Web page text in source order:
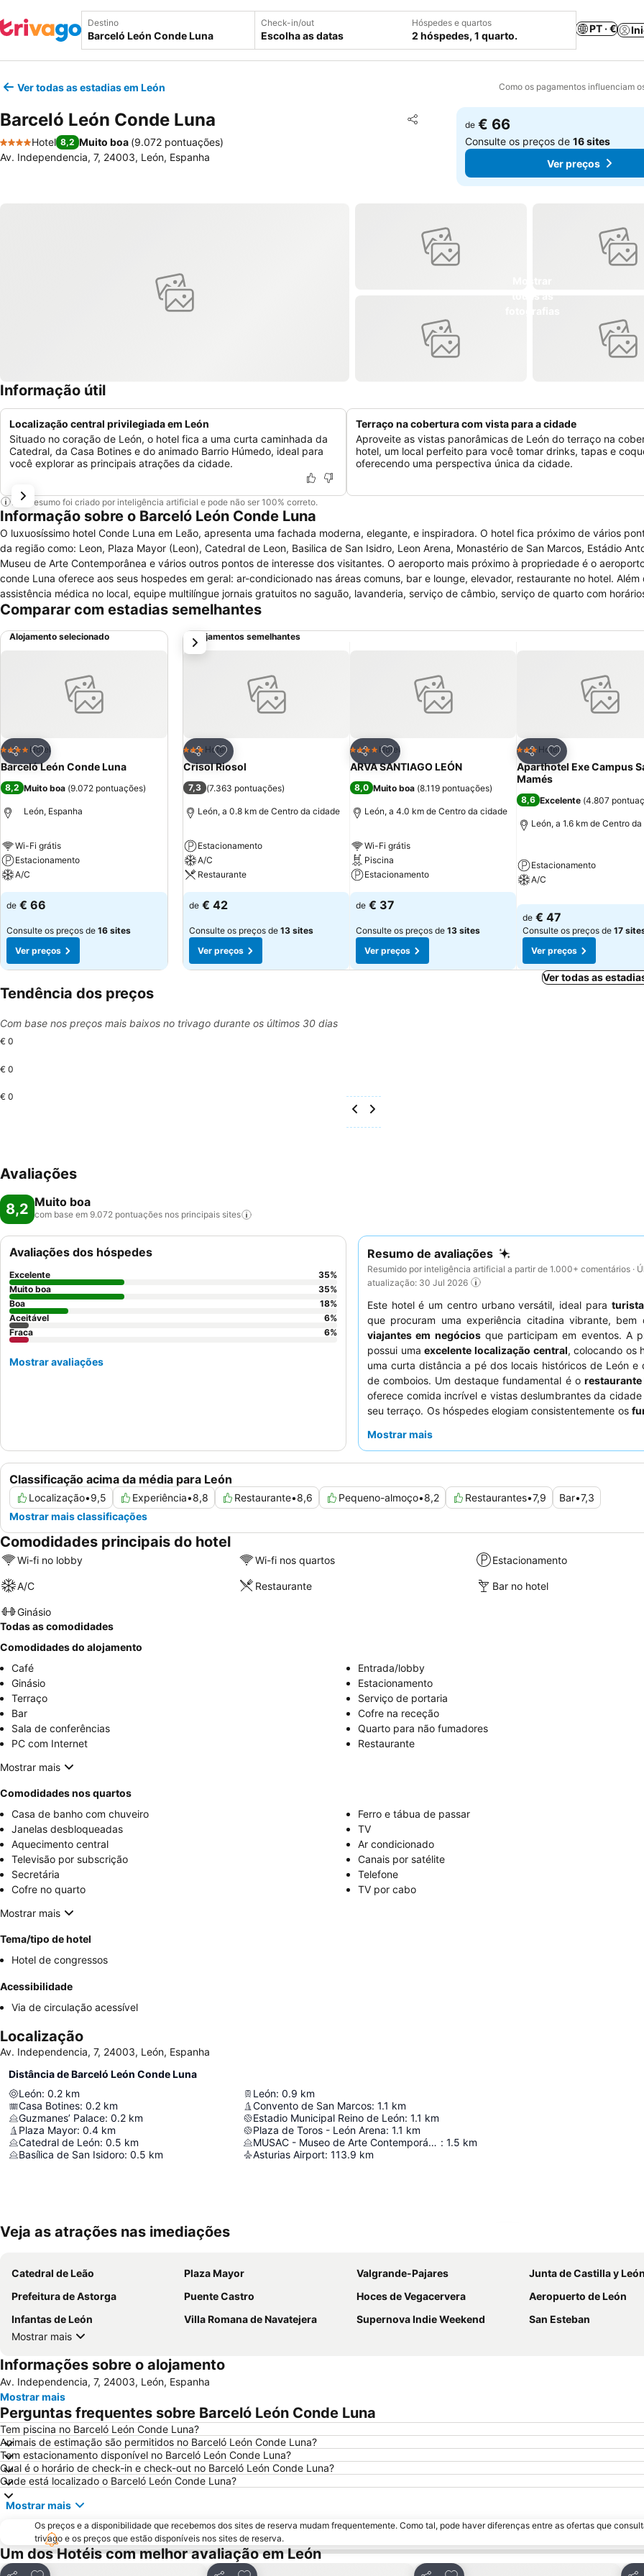
Destino Check-in/out
Escolha as datas
Hóspedes e quartos
2 hóspedes, 1 quarto.
PT · €
Ver todas as estadias em León Como os pagamentos influenciam
Barceló León Conde Luna Partilhar
Adicionar aos favoritos
4 Estrelas
Hotel 8,2 Muito boa (9.072 pontuações)
Av. Independencia, 7, 24003, León, Espanha
de € 66
Consulte os preços de16 sites
Ver preços
Informação útil
Localização central privilegiada em León
Situado no coração de León, o hotel fica a uma curta caminhada da
Catedral, da Casa Botines e do animado Barrio Húmedo, ideal para
você explorar as principais atrações da cidade.
Terraço na cobertura com vista para a cidade
Aproveite as vistas panorâmicas de León do terraço na
hotel, um local perfeito para você tomar drinks, tapas e
oferecendo uma perspectiva única da cidade.
Este resumo foi criado por inteligência artificial e pode não ser 100% correto.
Informação sobre o Barceló León Conde Luna
O luxuosíssimo hotel Conde Luna em Leão, apresenta uma fachada moderna, elegante, e inspiradora. O hotel fica próximo de vários
da região como: Leon, Plaza Mayor (Leon), Catedral de Leon, Basilica de San Isidro, Leon Arena, Monastério de San Marcos, Estádio
Museu de Arte Contemporânea e vários outros pontos de interesse dos visitantes. O aeroporto mais próximo à propriedade é o aeroporto
conde Luna oferece aos seus hospedes em geral: ar-condicionado nas áreas comuns, bar e lounge, elevador, restaurante no hotel. Além
assistência médica no local, equipe multilíngue jornais gratuitos no saguão, lavanderia, serviço de câmbio, serviço de quarto com
golfe, pesca, natação... Todos os quartos possuem: bidê, janelas com vista, roupões de banho, secador de cabelo, serviço de babá no
Comparar com estadias semelhantes
Alojamento selecionado
Partilhar
Adicionar aos favoritos
4 EstrelasHotel
Barceló León Conde Luna
8,2 Muito boa (9.072 pontuações)
León, Espanha
Wi-Fi grátis
Estacionamento
A/C
de € 66
Consulte os preços de 16 sites
Ver preços
Alojamentos semelhantes
Partilhar
Adicionar aos favoritos
3 Estrelas
Hotel
Crisol Riosol
7,3 (7.363 pontuações)
León, a 0.8 km de Centro da cidade
Estacionamento
A/C
Restaurante
de € 42
Consulte os preços de 13 sites
Ver preços
Partilhar
Adicionar aos favoritos
4 EstrelasHotel
ARVA SANTIAGO LEÓN
8,0 Muito boa (8.119 pontuações)
León, a 4.0 km de Centro da cidade
Wi-Fi grátis
Piscina
Estacionamento
de € 37
Consulte os preços de 13 sites
Ver preços
Partilhar
Adicionar aos
3 Estrelas
Hotel
Aparthotel Exe Campus
Mamés
8,6 Excelente (4.807
León, a 1.6 km de Centro
Estacionamento
A/C
de € 47
Consulte os preços de 17
Ver preços
próximo
Ver todas as
Tendência dos preços
Com base nos preços mais baixos no trivago durante os últimos 30 dias
€ 0
€ 0
€ 0
Avaliações
8,2 Muito boa
com base em 9.072 pontuações nos principais sites
Resumo de avaliações
Resumido por inteligência artificial a partir de 1.000+ comentários ·
atualização: 30 Jul 2026
Este hotel é um centro urbano versátil, ideal para
que procuram uma experiência citadina vibrante, bem
viajantes em negóciosque participam em eventos. A
possui umaexcelente localização central, colocando os
uma curta distância a pé dos locais históricos de León e
de comboios. Um destaque fundamental é o restaurante
oferece comida incrível e vistas deslumbrantes da
seu terraço. Os hóspedes elogiam consistentemente os
pequeno-almoço
Mostrar mais
Classificação acima da média para León
Localização•9,5 Experiência•8,8 Restaurante•8,6 Pequeno-almoço•8,2 Restaurantes•7,9 Bar•7,3
Mostrar mais classificações
Avaliações dos hóspedes
Excelente 35%
Muito boa
35%
Boa
18%
Aceitável
6%
Fraca
6%
Mostrar avaliações
Comodidades principais do hotel
Wi-fi no lobby Wi-fi nos quartos Estacionamento
A/C Restaurante Bar no hotel
Ginásio
Todas as comodidades
Comodidades do alojamento
Café
Entrada/lobby
Ginásio
Estacionamento
Terraço
Serviço de portaria
Bar
Cofre na receção
Sala de conferências
Quarto para não fumadores
PC com Internet
Restaurante
Mostrar mais
Comodidades nos quartos
Casa de banho com chuveiro
Ferro e tábua de passar
Janelas desbloqueadas
TV
Aquecimento central
Ar condicionado
Televisão por subscrição
Canais por satélite
Secretária
Telefone
Cofre no quarto
TV por cabo
Mostrar mais
Tema/tipo de hotel
Hotel de congressos
Acessibilidade
Via de circulação acessível
Localização
Av. Independencia, 7, 24003, León, Espanha
Distância de Barceló León Conde Luna
León: 0.2 km
Casa Botines: 0.2 km
Guzmanes’ Palace: 0.2 km
Plaza Mayor: 0.4 km
Catedral de León: 0.5 km
Basílica de San Isidoro: 0.5 km
León: 0.9 km
Convento de San Marcos: 1.1 km
Estadio Municipal Reino de León: 1.1 km
Plaza de Toros - León Arena: 1.1 km
MUSAC - Museo de Arte Contemporáneo de Castilla y León : 1.5 km
Asturias Airport: 113.9 km
Veja as atrações nas imediações
Catedral de Leão Plaza Mayor Valgrande-Pajares
Junta de Castilla y León
Prefeitura de Astorga
Puente Castro Hoces de Vegacervera
Aeropuerto de León
Infantas de León
Villa Romana de Navatejera Supernova Indie Weekend
San Esteban
Mostrar mais
Informações sobre o alojamento
Av. Independencia, 7, 24003, León, Espanha
Mostrar mais
Perguntas frequentes sobre Barceló León Conde Luna
Tem piscina no Barceló León Conde Luna?
Animais de estimação são permitidos no Barceló León Conde Luna?
Tem estacionamento disponível no Barceló León Conde Luna?
Qual é o horário de check-in e check-out no Barceló León Conde Luna?
Onde está localizado o Barceló León Conde Luna?
Mostrar mais
Os preços e a disponibilidade que recebemos dos sites de reserva mudam frequentemente. Como tal, pode haver diferenças entre as ofertas que
trivago e os preços que estão disponíveis nos sites de reserva.
Um dos Hotéis com melhor avaliação em León